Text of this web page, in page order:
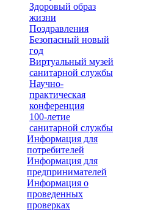
Здоровый образ
жизни
Поздравления
Безопасный новый
год
Виртуальный музей
санитарной службы
Научно-
практическая
конференция
100-летие
санитарной службы
Информация для
потребителей
Информация для
предпринимателей
Информация о
проведенных
проверках